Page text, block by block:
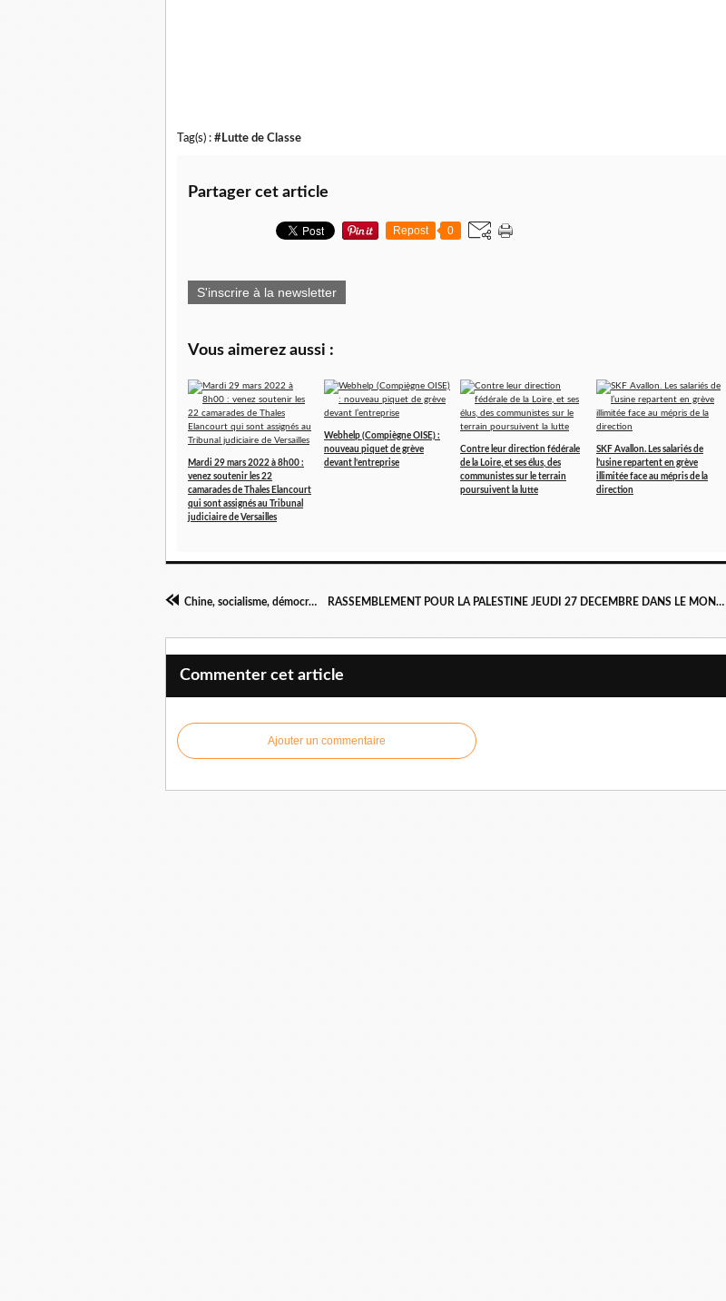
Tag(s) : #Lutte de Classe
Partager cet article
Repost 0
S'inscrire à la newsletter
Vous aimerez aussi :
Mardi 29 mars 2022 à 8h00 :
venez soutenir les 22
camarades de Thales Elancourt
qui sont assignés au Tribunal
judiciaire de Versailles
Webhelp (Compiègne OISE) :
nouveau piquet de grève
devant l’entreprise
Contre leur direction fédérale
de la Loire, et ses élus, des
communistes sur le terrain
poursuivent la lutte
SKF Avallon. Les salariés de
l’usine repartent en grève
illimitée face au mépris de la
direction
Chine, socialisme, démocratie... RASSEMBLEMENT POUR LA PALESTINE JEUDI 27 DECEMBRE DANS LE MONDE ENTIER !
Commenter cet article
Ajouter un commentaire